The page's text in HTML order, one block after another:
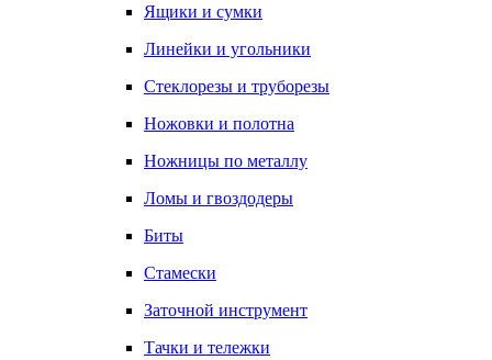
Ящики и сумки
Линейки и угольники
Стеклорезы и труборезы
Ножовки и полотна
Ножницы по металлу
Ломы и гвоздодеры
Биты
Стамески
Заточной инструмент
Тачки и тележки